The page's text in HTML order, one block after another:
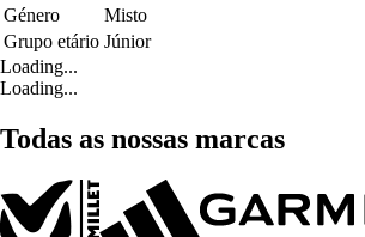
Género
Misto
Grupo etário Júnior
Loading...
Loading...
Todas as nossas marcas